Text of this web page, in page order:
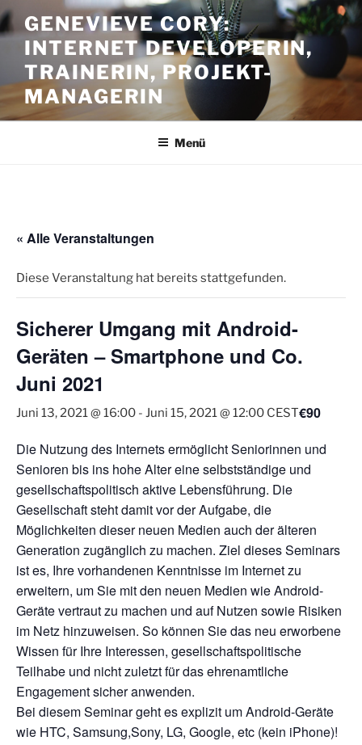
Zum
Inhalt
springen
GENEVIEVE CORY:
INTERNET DEVELOPERIN,
TRAINERIN, PROJEKT-
MANAGERIN
Menü
« Alle Veranstaltungen
Diese Veranstaltung hat bereits stattgefunden.
Sicherer Umgang mit Android-
Geräten – Smartphone und Co.
Juni 2021
Juni 13, 2021 @ 16:00 - Juni 15, 2021 @ 12:00 CEST€90
Die Nutzung des Internets ermöglicht Seniorinnen und
Senioren bis ins hohe Alter eine selbstständige und
gesellschaftspolitisch aktive Lebensführung. Die
Gesellschaft steht damit vor der Aufgabe, die
Möglichkeiten dieser neuen Medien auch der älteren
Generation zugänglich zu machen. Ziel dieses Seminars
ist es, Ihre vorhandenen Kenntnisse im Internet zu
erweitern, um Sie mit den neuen Medien wie Android-
Geräte vertraut zu machen und auf Nutzen sowie Risiken
im Netz hinzuweisen. So können Sie das neu erworbene
Wissen für Ihre Interessen, gesellschaftspolitische
Teilhabe und nicht zuletzt für das ehrenamtliche
Engagement sicher anwenden.
Bei diesem Seminar geht es explizit um Android-Geräte
wie HTC, Samsung,Sony, LG, Google, etc (kein iPhone)!